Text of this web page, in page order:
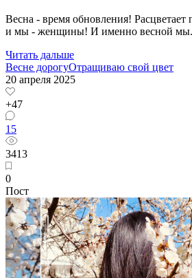
Весна - время обновления! Расцветает
и мы - женщины! И именно весной
Читать дальше
Весне дорогуОтращиваю свой цвет
20 апреля 2025
+47
15
3413
0
Пост